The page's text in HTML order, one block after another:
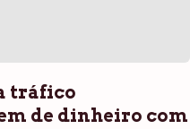
tráfico
de dinheiro com